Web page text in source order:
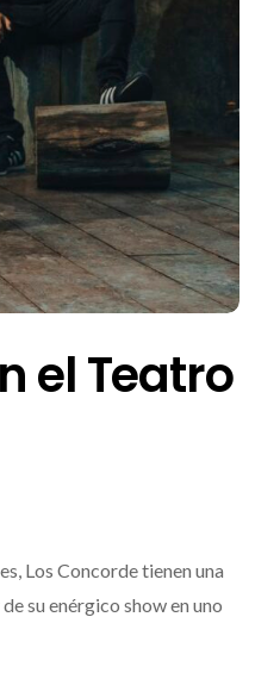
el Teatro
Los Concorde tienen una
su enérgico show en uno